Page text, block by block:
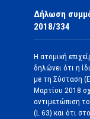
Δήλωση
2018/334
Η ατομική
δηλώνει ότι η
με τη Σύσταση
Μαρτίου 2018
αντιμετώπιση
(L 63) και ότι